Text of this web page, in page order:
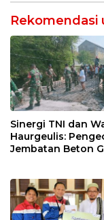
Rekomendasi
Sinergi TNI dan
Haurgeulis:
Jembatan Beton